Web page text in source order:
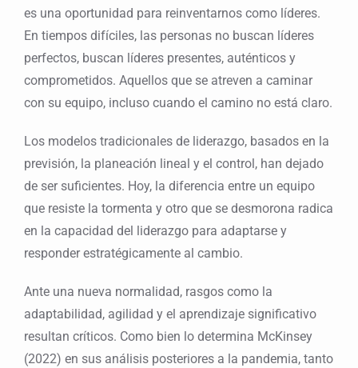
es una oportunidad para reinventarnos como líderes.
En tiempos difíciles, las personas no buscan líderes
perfectos, buscan líderes presentes, auténticos y
comprometidos. Aquellos que se atreven a caminar
con su equipo, incluso cuando el camino no está claro.
Los modelos tradicionales de liderazgo, basados en la
previsión, la planeación lineal y el control, han dejado
de ser suficientes. Hoy, la diferencia entre un equipo
que resiste la tormenta y otro que se desmorona radica
en la capacidad del liderazgo para adaptarse y
responder estratégicamente al cambio.
Ante una nueva normalidad, rasgos como la
adaptabilidad, agilidad y el aprendizaje significativo
resultan críticos. Como bien lo determina McKinsey
(2022) en sus análisis posteriores a la pandemia, tanto